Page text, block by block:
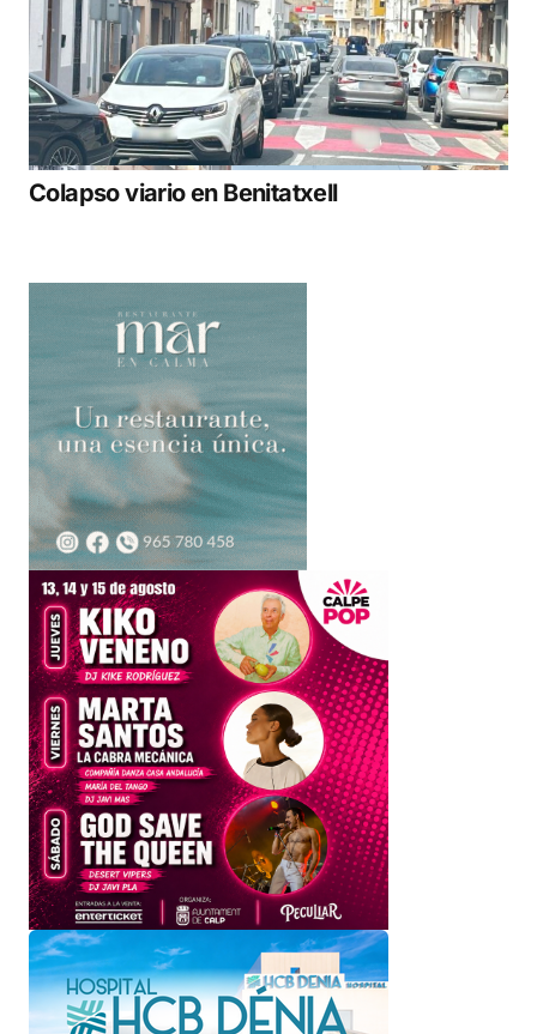
Colapso viario en Benitatxell